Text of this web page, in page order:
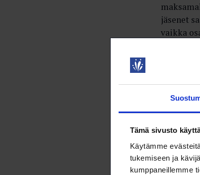
Tämä sivusto
Käytämme
tukemiseen ja
kumppaneillemme
jäsenet
vaikka
liian
Mutta